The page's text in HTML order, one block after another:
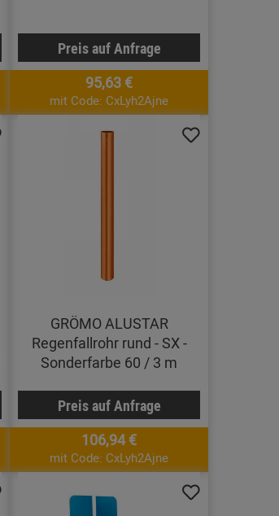
Preis auf Anfrage
95,63 €
mit Code: CxLyh2Ajne
GRÖMO ALUSTAR
Regenfallrohr rund - SX -
Sonderfarbe 60 / 3 m
Preis auf Anfrage
106,94 €
mit Code: CxLyh2Ajne